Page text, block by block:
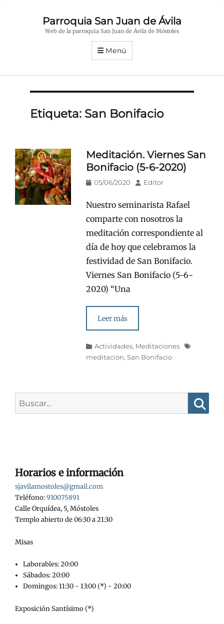
Parroquia San Juan de Ávila
Web de la parroquia San Juan de Ávila de Móstoles
Menú
Etiqueta: San Bonifacio
Meditación. Viernes San
Bonifacio (5-6-2020)
Publicado
05/06/2020 AutorEditor
Nuestro seminarista Rafael
comparte con nosotros la
meditación correspondiente al
día de hoy que celebramos la
festividad de San Bonifacio.
Viernes San Bonifacio (5-6-
2020) “Una
Leer más
Categorías
Actividades, Meditaciones
Etiquetas
meditación,San Bonifacio
Horarios e información
sjavilamostoles@gmail.com
Teléfono:910075891
Calle Orquídea, 5, Móstoles
Templo abierto de 06:30 a 21:30
Misas
Laborables: 20:00
Sábados: 20:00
Domingos: 11:30 - 13:00 (*) - 20:00
Exposición Santísimo (*)